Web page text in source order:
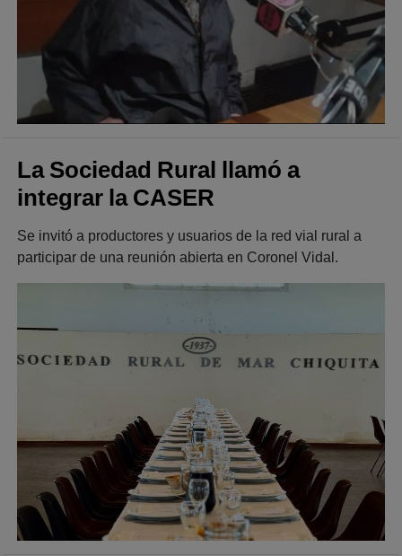
La Sociedad Rural llamó a
integrar la CASER
Se invitó a productores y usuarios de la red vial rural a
participar de una reunión abierta en Coronel Vidal.